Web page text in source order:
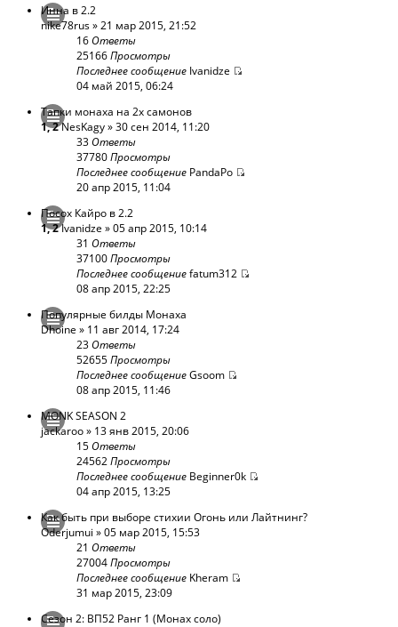
Инна в 2.2
nike78rus» 21 мар 2015, 21:52
16Ответы
25166Просмотры
Последнее сообщение Ivanidze
04 май 2015, 06:24
Тапки монаха на 2х самонов
1,2NesKagy» 30 сен 2014, 11:20
33Ответы
37780Просмотры
Последнее сообщение PandaPo
20 апр 2015, 11:04
Посох Кайро в 2.2
1,2Ivanidze » 05 апр 2015, 10:14
31 Ответы
37100Просмотры
Последнее сообщениеfatum312
08 апр 2015, 22:25
Популярные билды Монаха
Dhoine » 11 авг 2014, 17:24
23Ответы
52655Просмотры
Последнее сообщениеGsoom
08 апр 2015, 11:46
MONK SEASON 2
jackaroo» 13 янв 2015, 20:06
15Ответы
24562Просмотры
Последнее сообщение Beginner0k
04 апр 2015, 13:25
Как быть при выборе стихии Огонь или Лайтнинг?
Oderjumui » 05 мар 2015, 15:53
21 Ответы
27004Просмотры
Последнее сообщение Kheram
31 мар 2015, 23:09
Сезон 2: ВП52 Ранг 1 (Монах соло)